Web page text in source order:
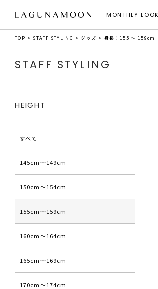
MONTHLY LOOK
TOP STAFF STYLING グッズ 身長：155 ～ 159cm
STAFF STYLING
HEIGHT
すべて
145cm〜149cm
150cm〜154cm
155cm〜159cm
160cm〜164cm
165cm〜169cm
170cm〜174cm